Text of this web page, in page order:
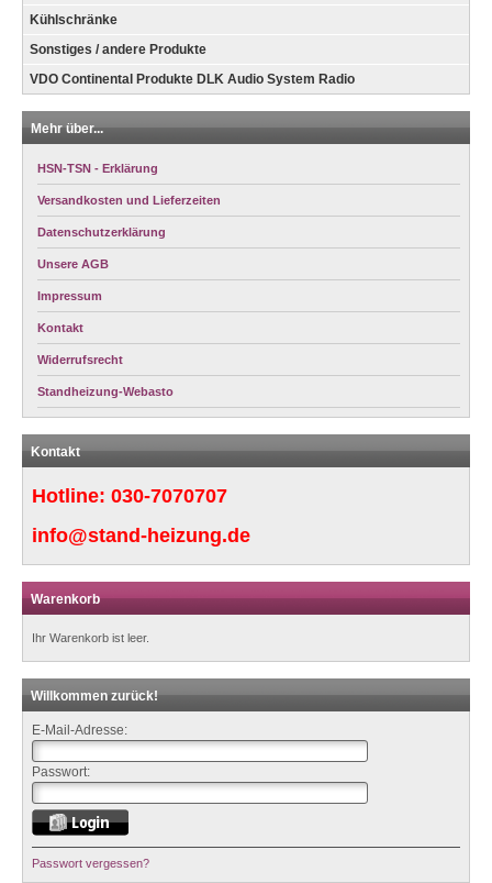
Kühlschränke
Sonstiges / andere Produkte
VDO Continental Produkte DLK Audio System Radio
Mehr über...
HSN-TSN - Erklärung
Versandkosten und Lieferzeiten
Datenschutzerklärung
Unsere AGB
Impressum
Kontakt
Widerrufsrecht
Standheizung-Webasto
Kontakt
Hotline: 030-7070707
info@stand-heizung.de
Warenkorb
Ihr Warenkorb ist leer.
Willkommen zurück!
E-Mail-Adresse:
Passwort:
Passwort vergessen?